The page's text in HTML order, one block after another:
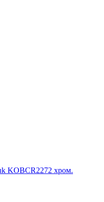
KOBCR2272 хром.